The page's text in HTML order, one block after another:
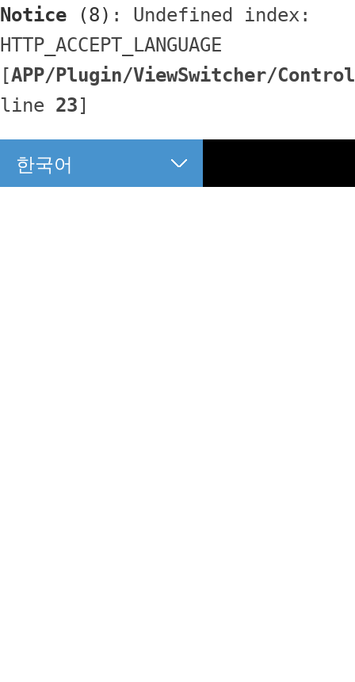
Notice (8) : Undefined index:
HTTP_ACCEPT_LANGUAGE
[APP/Plugin/ViewSwitcher/
line 23]
한국어